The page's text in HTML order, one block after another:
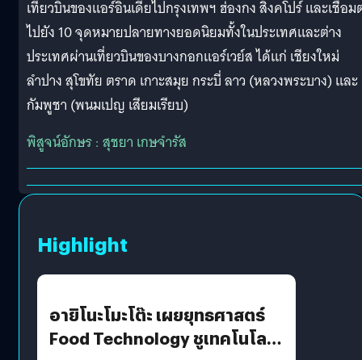
เที่ยวบินของแอร์อินเดียไปกรุงเทพฯ ฮ่องกง สิงคโปร์ และเชื่อ
ไปยัง 10 จุดหมายปลายทางยอดนิยมทั้งในประเทศและต่าง
ประเทศผ่านเที่ยวบินของบางกอกแอร์เวย์ส ได้แก่ เชียงใหม่
ลำปาง สุโขทัย ตราด เกาะสมุย กระบี่ ลาว (หลวงพระบาง) และ
กัมพูชา (พนมเปญ เสียมเรียบ)
พิสูจน์อักษร : สุชยา เกษจำรัส
Highlight
อายิโนะโมะโต๊ะ เผยยุทธศาสตร์
Food Technology ชูเทคโนโลยี